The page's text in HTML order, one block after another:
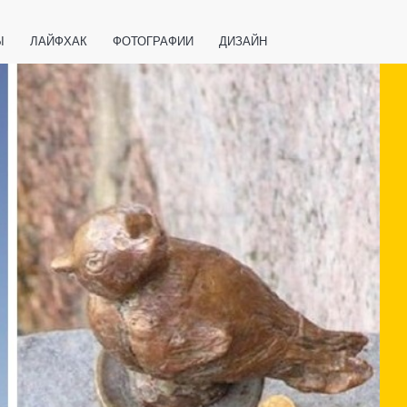
ЛАЙФХАК ФОТОГРАФИИ ДИЗАЙН
ВАЖНО ЗНАТЬ СПОРТ СМАРТФОНЫ ПОЛЕЗНОЕ